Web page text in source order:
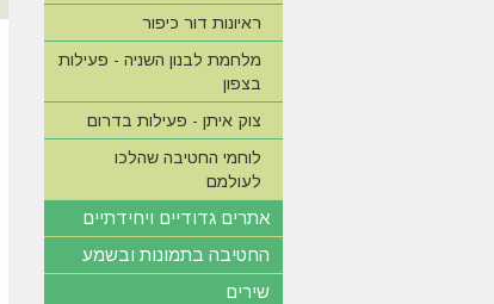
ראיונות דור כיפור
מלחמת לבנון השניה - פעילות
בצפון
צוק איתן - פעילות בדרום
לוחמי החטיבה שהלכו
לעולמם
אתרים גדודיים ויחידתיים
החטיבה בתמונות ובשמע
שירים